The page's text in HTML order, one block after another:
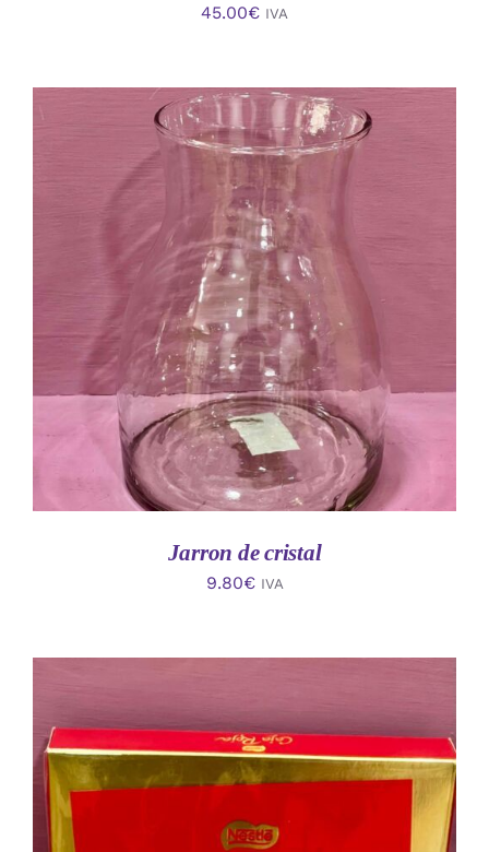
45.00€ IVA
AÑADIR AL CARRITO
DETALLES
Jarron de cristal
9.80€ IVA